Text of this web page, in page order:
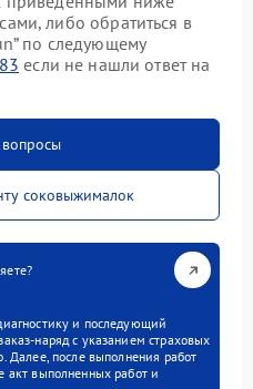
либо обратиться в
по следующему
если не нашли ответ на
соковыжималок
и последующий
наряд с указанием страховых
Далее, после выполнения работ
акт выполненных работ и